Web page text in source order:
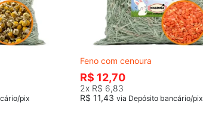
pix
Feno com cenoura
R$ 12,70
2x R$ 6,83
R$ 11,43 via Depósito bancário/pix